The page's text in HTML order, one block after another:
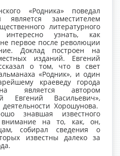
«Родника» поведал
является заместителем
литературного
узнать, как
первое после революции
Доклад построен на
изданий. Евгений
о том, что в свет
«Родник», и один
краеведу города
является автором
Евгений Васильевич»,
Хорошунова.
знавшая известного
на то, как, он,
собирал сведения о
известны далеко за